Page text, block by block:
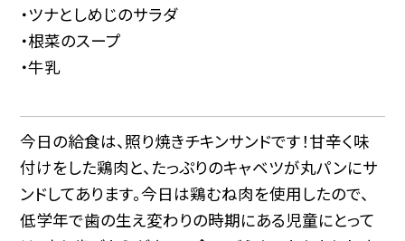
・ツナとしめじのサラダ
・根菜のスープ
・牛乳
今日の給食は、照り焼きチキンサンドです！甘辛く味
付けをした鶏肉と、たっぷりのキャベツが丸パンにサ
ンドしてあります。今日は鶏むね肉を使用したので、
低学年で歯の生え変わりの時期にある児童にとって